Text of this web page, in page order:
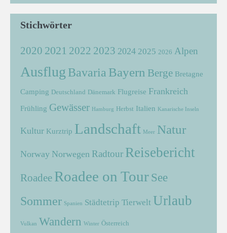
Stichwörter
2020 2021 2022 2023 2024 2025 2026 Alpen
Ausflug Bavaria Bayern Berge Bretagne
Camping Deutschland Dänemark Flugreise Frankreich
Frühling Gewässer Hamburg Herbst Italien Kanarische Inseln
Kultur Kurztrip Landschaft Meer Natur
Norway Norwegen Radtour Reisebericht
Roadee Roadee on Tour See
Sommer Spanien Städtetrip Tierwelt Urlaub
Vulkan Wandern Winter Österreich